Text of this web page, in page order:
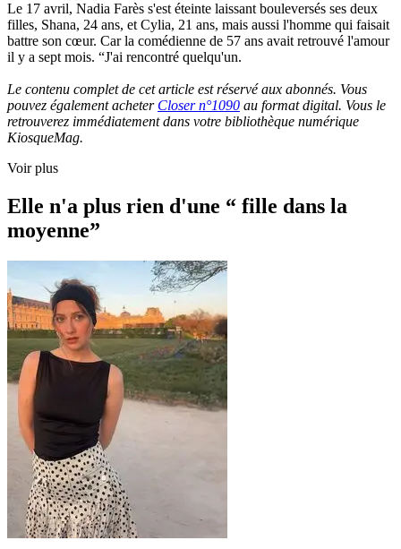
Le 17 avril, Nadia Farès s'est éteinte laissant bouleversés ses deux
filles, Shana, 24 ans, et Cylia, 21 ans, mais aussi l'homme qui faisait
battre son cœur. Car la comédienne de 57 ans avait retrouvé l'amour
il y a sept mois. “J'ai rencontré quelqu'un.
Le contenu complet de cet article est réservé aux abonnés. Vous
pouvez également acheter Closer n°1090 au format digital. Vous le
retrouverez immédiatement dans votre bibliothèque numérique
KiosqueMag.
Voir plus
Elle n'a plus rien d'une “ fille dans la
moyenne”